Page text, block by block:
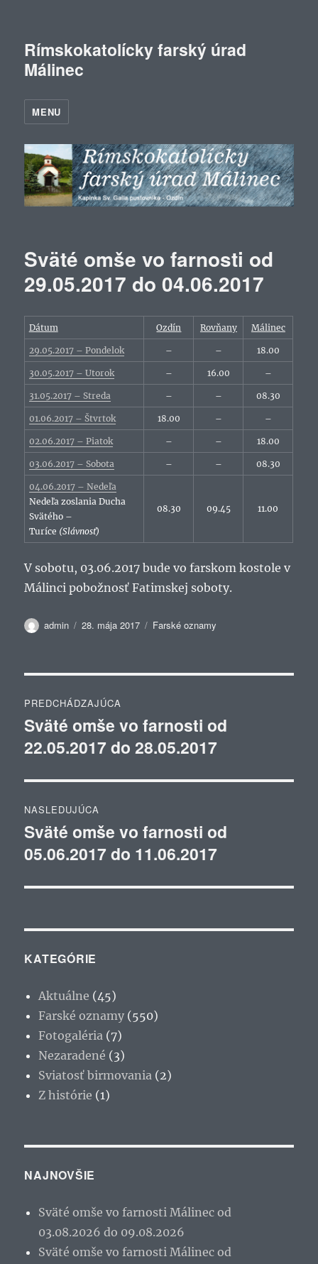
Rímskokatolícky farský úrad
Málinec
MENU
Sväté omše vo farnosti od
29.05.2017 do 04.06.2017
Dátum Ozdín Rovňany Málinec
29.05.2017 – Pondelok – – 18.00
30.05.2017 – Utorok – 16.00 –
31.05.2017 – Streda – – 08.30
01.06.2017 – Štvrtok 18.00 – –
02.06.2017 – Piatok – – 18.00
03.06.2017 – Sobota – – 08.30
04.06.2017 – Nedeľa
Nedeľa zoslania Ducha
Svätého –
Turíce (Slávnosť)
08.30 09.45 11.00
V sobotu, 03.06.2017 bude vo farskom kostole v
Málinci pobožnosť Fatimskej soboty.
Autor
admin Publikované
28. mája 2017 Kategórie
Farské oznamy
v
článku
PREDCHÁDZAJÚCA
Predchádzajúci
článok:
Sväté omše vo farnosti od
22.05.2017 do 28.05.2017
NASLEDUJÚCA
Ďalší
článok:
Sväté omše vo farnosti od
05.06.2017 do 11.06.2017
KATEGÓRIE
Aktuálne (45)
Farské oznamy (550)
Fotogaléria (7)
Nezaradené (3)
Sviatosť birmovania (2)
Z histórie (1)
NAJNOVŠIE
Sväté omše vo farnosti Málinec od
03.08.2026 do 09.08.2026
Sväté omše vo farnosti Málinec od